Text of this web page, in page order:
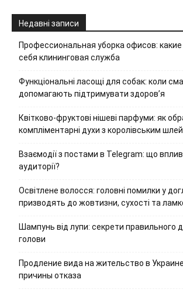
Недавні записи
Профессиональная уборка офисов:
себя клининговая служба
Функціональні ласощі для собак: коли
допомагають підтримувати здоров’я
Квітково-фруктові нішеві парфуми: як
компліментарні духи з королівським
Взаємодії з постами в Telegram: що
аудиторії?
Освітлене волосся: головні помилки у
призводять до жовтизни, сухості та
Шампунь від лупи: секрети правильного
голови
Продление вида на жительство в
причины отказа